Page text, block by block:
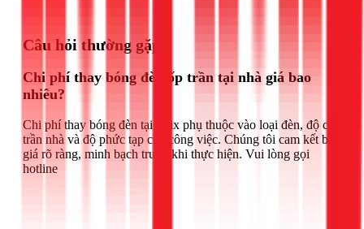
Câu hỏi thường gặp
Chi phí thay bóng đèn ốp trần tại nhà giá bao
nhiêu?
Chi phí thay bóng đèn tại 1Fix phụ thuộc vào loại đèn, độ cao
trần nhà và độ phức tạp của công việc. Chúng tôi cam kết báo
giá rõ ràng, minh bạch trước khi thực hiện. Vui lòng gọi
hotline